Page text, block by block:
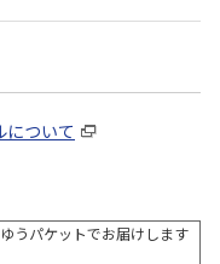
について
ゆうパケットでお届けします